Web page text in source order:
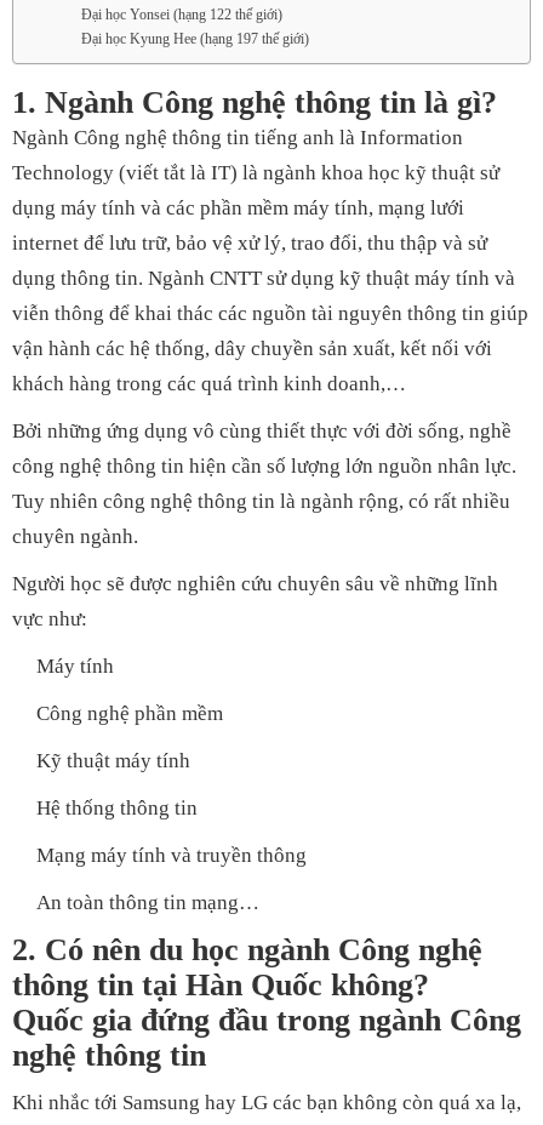
Đại học Yonsei (hạng 122 thế giới)
Đại học Kyung Hee (hạng 197 thế giới)
1. Ngành Công nghệ thông tin là gì?
Ngành Công nghệ thông tin tiếng anh là Information
Technology (viết tắt là IT) là ngành khoa học kỹ thuật sử
dụng máy tính và các phần mềm máy tính, mạng lưới
internet để lưu trữ, bảo vệ xử lý, trao đổi, thu thập và sử
dụng thông tin. Ngành CNTT sử dụng kỹ thuật máy tính và
viễn thông để khai thác các nguồn tài nguyên thông tin giúp
vận hành các hệ thống, dây chuyền sản xuất, kết nối với
khách hàng trong các quá trình kinh doanh,…
Bởi những ứng dụng vô cùng thiết thực với đời sống, nghề
công nghệ thông tin hiện cần số lượng lớn nguồn nhân lực.
Tuy nhiên công nghệ thông tin là ngành rộng, có rất nhiều
chuyên ngành.
Người học sẽ được nghiên cứu chuyên sâu về những lĩnh
vực như:
Máy tính
Công nghệ phần mềm
Kỹ thuật máy tính
Hệ thống thông tin
Mạng máy tính và truyền thông
An toàn thông tin mạng…
2. Có nên du học ngành Công nghệ
thông tin tại Hàn Quốc không?
Quốc gia đứng đầu trong ngành Công
nghệ thông tin
Khi nhắc tới Samsung hay LG các bạn không còn quá xa lạ,